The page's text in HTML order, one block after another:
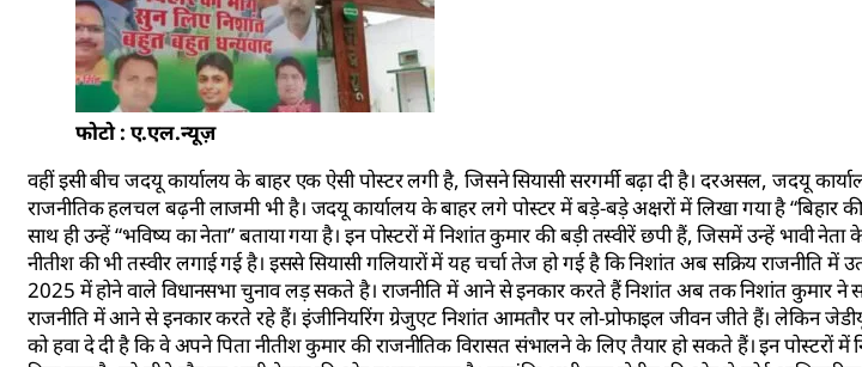
फोटो : ए.एल.न्यूज़
वहीं इसी बीच जदयू कार्यालय के बाहर एक ऐसी पोस्टर लगी है, जिसने सियासी सरगर्मी बढ़ा दी है। दरअसल, जदयू
राजनीतिक हलचल बढ़नी लाजमी भी है। जदयू कार्यालय के बाहर लगे पोस्टर में बड़े-बड़े अक्षरों में लिखा गया है “बिहार
साथ ही उन्हें “भविष्य का नेता” बताया गया है। इन पोस्टरों में निशांत कुमार की बड़ी तस्वीरें छपी हैं, जिसमें उन्हें भावी
नीतीश की भी तस्वीर लगाई गई है। इससे सियासी गलियारों में यह चर्चा तेज हो गई है कि निशांत अब सक्रिय राजनीति में
2025 में होने वाले विधानसभा चुनाव लड़ सकते है। राजनीति में आने से इनकार करते हैं निशांत अब तक निशांत कुमार ने
राजनीति में आने से इनकार करते रहे हैं। इंजीनियरिंग ग्रेजुएट निशांत आमतौर पर लो-प्रोफाइल जीवन जीते हैं। लेकिन
को हवा दे दी है कि वे अपने पिता नीतीश कुमार की राजनीतिक विरासत संभालने के लिए तैयार हो सकते हैं। इन पोस्टरों में